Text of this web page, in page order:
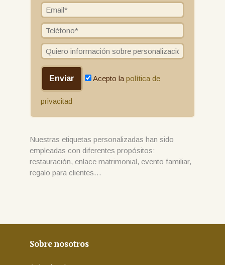
Acepto la política de
privacitad
Nuestras etiquetas personalizadas han sido
empleadas con diferentes propósitos:
restauración, enlace matrimonial, evento familiar,
regalo para clientes…
Sobre nosotros